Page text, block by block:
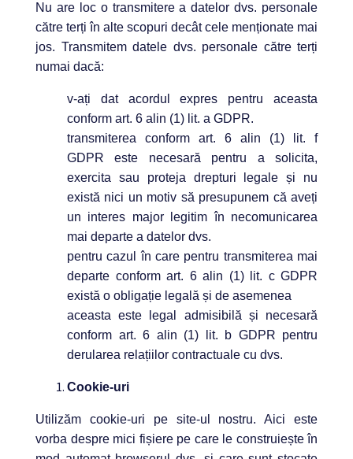
Nu are loc o transmitere a datelor dvs. personale
către terți în alte scopuri decât cele menționate mai
jos. Transmitem datele dvs. personale către terți
numai dacă:
v-ați dat acordul expres pentru aceasta
conform art. 6 alin (1) lit. a GDPR.
transmiterea conform art. 6 alin (1) lit. f
GDPR este necesară pentru a solicita,
exercita sau proteja drepturi legale și nu
există nici un motiv să presupunem că aveți
un interes major legitim în necomunicarea
mai departe a datelor dvs.
pentru cazul în care pentru transmiterea mai
departe conform art. 6 alin (1) lit. c GDPR
există o obligație legală și de asemenea
aceasta este legal admisibilă și necesară
conform art. 6 alin (1) lit. b GDPR pentru
derularea relațiilor contractuale cu dvs.
Cookie-uri
Utilizăm cookie-uri pe site-ul nostru. Aici este
vorba despre mici fișiere pe care le construiește în